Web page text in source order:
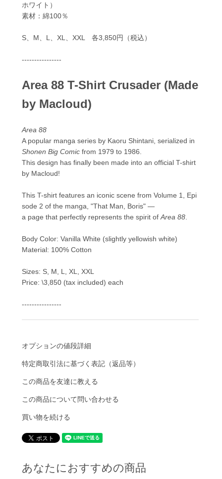
ホワイト）
素材：綿100％
S、M、L、XL、XXL 各3,850円（税込）
----------------
Area 88 T-Shirt Crusader (Made
by Macloud)
Area 88
A popular manga series by Kaoru Shintani, serialized in
Shonen Big Comicfrom 1979 to 1986.
This design has finally been made into an official T-shirt
by Macloud!
This T-shirt features an iconic scene from Volume 1, Epi
sode 2 of the manga, "That Man, Boris" —
a page that perfectly represents the spirit of Area 88.
Body Color: Vanilla White (slightly yellowish white)
Material: 100% Cotton
Sizes: S, M, L, XL, XXL
Price: \3,850 (tax included) each
----------------
オプションの値段詳細
特定商取引法に基づく表記（返品等）
この商品を友達に教える
この商品について問い合わせる
買い物を続ける
あなたにおすすめの商品